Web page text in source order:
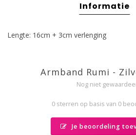
Informatie
Lengte: 16cm + 3cm verlenging
Armband Rumi -
Nog niet
0 sterren op basis van 0
Je beoordeling